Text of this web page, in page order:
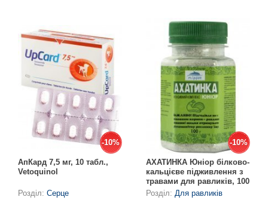
-10%
-10%
АпКард 7,5 мг, 10 табл.,
Vetoquinol
Розділ:Серце
-10%
-10%
АХАТИНКА Юніор білково-
кальцієве підживлення з
травами для равликів, 100
гРозділ: Для равликів